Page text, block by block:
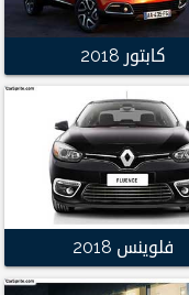
كابتور 2018
فلوينس 2018